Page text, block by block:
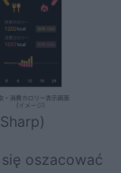
oszacować